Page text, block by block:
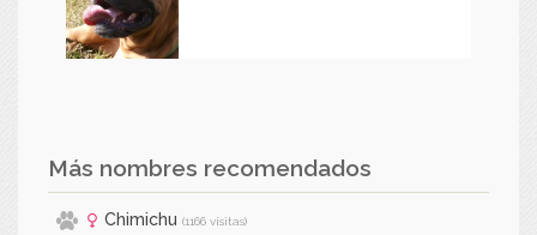
Más nombres recomendados
Chimichu (1166 visitas)